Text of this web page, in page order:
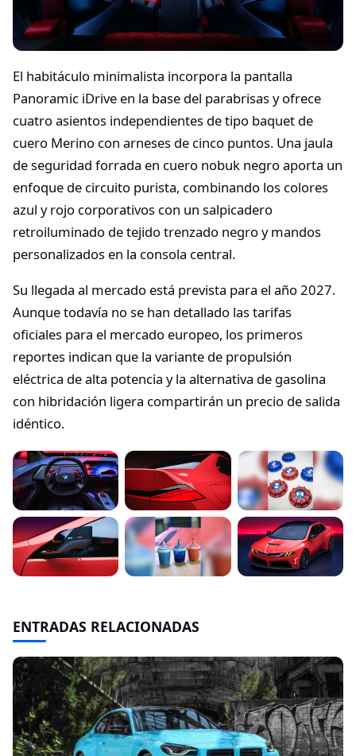
El habitáculo minimalista incorpora la pantalla
Panoramic iDrive en la base del parabrisas y ofrece
cuatro asientos independientes de tipo baquet de
cuero Merino con arneses de cinco puntos. Una jaula
de seguridad forrada en cuero nobuk negro aporta un
enfoque de circuito purista, combinando los colores
azul y rojo corporativos con un salpicadero
retroiluminado de tejido trenzado negro y mandos
personalizados en la consola central.
Su llegada al mercado está prevista para el año 2027.
Aunque todavía no se han detallado las tarifas
oficiales para el mercado europeo, los primeros
reportes indican que la variante de propulsión
eléctrica de alta potencia y la alternativa de gasolina
con hibridación ligera compartirán un precio de salida
idéntico.
ENTRADAS RELACIONADAS